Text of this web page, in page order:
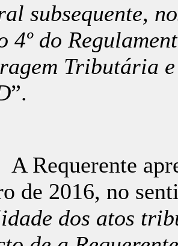
subsequente,
4º do
Tributária e
”.
Requerente
de 2016, no
dos atos